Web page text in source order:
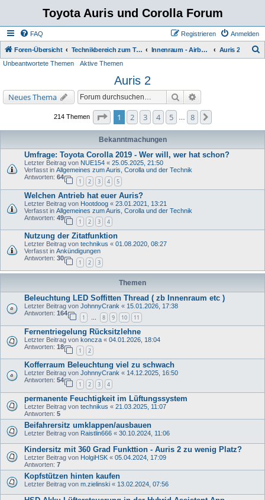
Toyota Auris und Corolla Forum
FAQ Anmelden
Registrieren
Foren-Übersicht Technikbereich zum Toyota Auris Innenraum - Airbag - Anzeigen - Heizung - Klima Auris 2
Unbeantwortete Themen Aktive Themen
Auris 2
Neues Thema Suche
214 Themen Seite von
1 2 3 4 5 8
Bekanntmachungen
Umfrage: Toyota Corolla 2019 - Wer will, wer hat schon?
Letzter Beitrag von NUE154 « 25.05.2025, 21:50
Verfasst in Allgemeines zum Auris, Corolla und der Technik
Antworten: 64
1 2 3 4 5
Welchen Antrieb hat euer Auris?
Letzter Beitrag von Hootdoog « 23.01.2021, 13:21
Verfasst in Allgemeines zum Auris, Corolla und der Technik
Antworten: 49
1 2 3 4
Nutzung der Zitatfunktion
Letzter Beitrag von technikus « 01.08.2020, 08:27
Verfasst in Ankündigungen
Antworten: 30
1 2 3
Themen
Beleuchtung LED Soffitten Thread ( zb Innenraum etc )
Letzter Beitrag von JohnnyCrank « 15.01.2026, 17:38
Antworten: 164
1 … 8 9 10 11
Fernentriegelung Rücksitzlehne
Letzter Beitrag von koncza « 04.01.2026, 18:04
Antworten: 18
1 2
Kofferraum Beleuchtung viel zu schwach
Letzter Beitrag von JohnnyCrank « 14.12.2025, 16:50
Antworten: 54
1 2 3 4
permanente Feuchtigkeit im Lüftungssystem
Letzter Beitrag von technikus « 21.03.2025, 11:07
Antworten: 5
Beifahrersitz umklappen/ausbauen
Letzter Beitrag von Raistlin666 « 30.10.2024, 11:06
Kindersitz mit 360 Grad Funkttion - Auris 2 zu wenig Platz?
Letzter Beitrag von HolgiHSK « 05.04.2024, 17:09
Antworten: 7
Kopfstützen hinten kaufen
Letzter Beitrag von m.zielinski « 13.02.2024, 07:56